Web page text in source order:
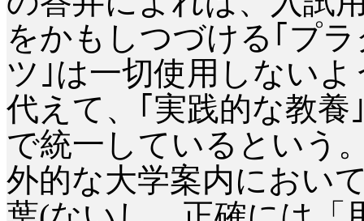
をかもしつづける｢プ
ツ｣は一切使用しない
代えて、｢実践的な教
で統一しているという
外的な大学案内におい